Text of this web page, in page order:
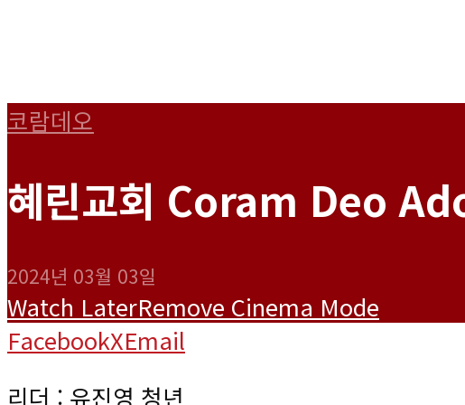
코람데오
혜린교회 Coram Deo
2024년 03월 03일
Watch LaterRemove Cinema Mode
FacebookXEmail
리더 : 유진영 청년